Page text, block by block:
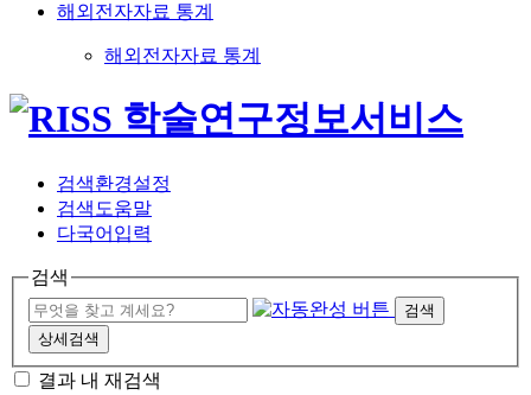
해외전자자료 통계
해외전자자료 통계
검색환경설정
검색도움말
다국어입력
검색
검색
상세검색
결과 내 재검색